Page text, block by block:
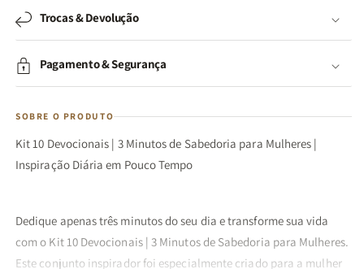
Trocas & Devolução
Pagamento & Segurança
SOBRE O PRODUTO
Kit 10 Devocionais | 3 Minutos de Sabedoria para Mulheres |
Inspiração Diária em Pouco Tempo
Dedique apenas três minutos do seu dia e transforme sua vida
com o Kit 10 Devocionais | 3 Minutos de Sabedoria para Mulheres.
Este conjunto inspirador foi especialmente criado para a mulher